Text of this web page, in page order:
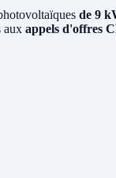
de 9
aux appels d'offres